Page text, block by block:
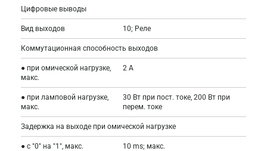
Цифровые выводы
Вид выходов 10; Реле
Коммутационная способность выходов
● при омической нагрузке,
макс.
2 A
● при ламповой нагрузке,
макс.
30 Вт при пост. токе, 200 Вт при
перем. токе
Задержка на выходе при омической нагрузке
● с "0" на "1", макс. 10 ms; макс.